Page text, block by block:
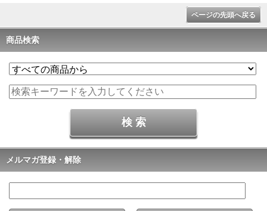
ページの先頭へ戻る
商品検索
メルマガ登録・解除